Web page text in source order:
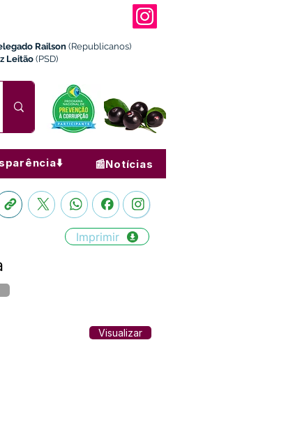
Railson (Republicanos)
Leitão (PSD)
📰Notícias
Imprimir
Visualizar